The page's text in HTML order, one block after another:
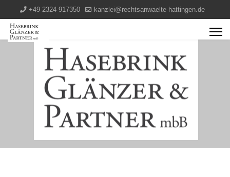
+49 2324 917350 kanzlei@rechtsanwaelte-hattingen.de